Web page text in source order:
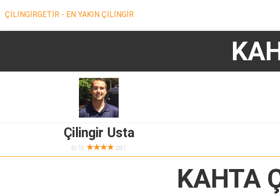
ÇİLİNGİRGETİR - EN YAKIN ÇİLİNGİR
Çilingir Usta
8/10 ★★★★281
KAHTA